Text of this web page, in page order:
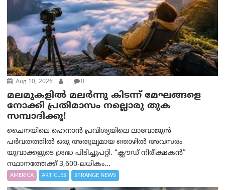
Aug 10, 2026 . 0
മലമുകളില്‍ മലര്‍ന്നു കിടന്ന് മേഘങ്ങളെ
നോക്കി പ്രതിമാസം നല്ലൊരു തുക
സമ്പാദിക്കൂ!
ചൈനയിലെ ഹെനാൻ പ്രവിശ്യയിലെ ലാവോജുൻ
പർവതത്തിൽ ഒരു അതുല്യമായ തൊഴിൽ അവസരം
യുവാക്കളുടെ ശ്രദ്ധ പിടിച്ചുപറ്റി. “ക്ലൗഡ് നിരീക്ഷകൻ”
സ്ഥാനത്തേക്ക് 3,600-ലധികം...
AMERICA ARTICLES STRANGE NEWS